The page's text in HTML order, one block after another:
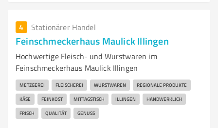
4 Stationärer Handel
Feinschmeckerhaus Maulick Illingen
Hochwertige Fleisch- und Wurstwaren im
Feinschmeckerhaus Maulick Illingen
METZGEREI FLEISCHEREI WURSTWAREN REGIONALE PRODUKTE
KÄSE FEINKOST MITTAGSTISCH ILLINGEN HANDWERKLICH
FRISCH QUALITÄT GENUSS